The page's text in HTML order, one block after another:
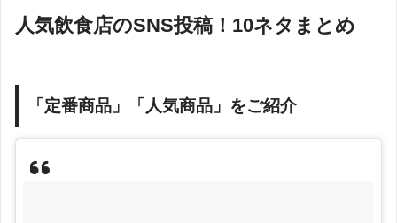
人気飲食店のSNS投稿！10ネタまとめ
「定番商品」「人気商品」をご紹介